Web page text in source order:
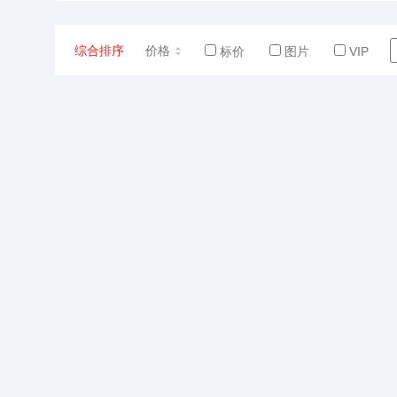
综合排序 价格 标价 图片 VIP